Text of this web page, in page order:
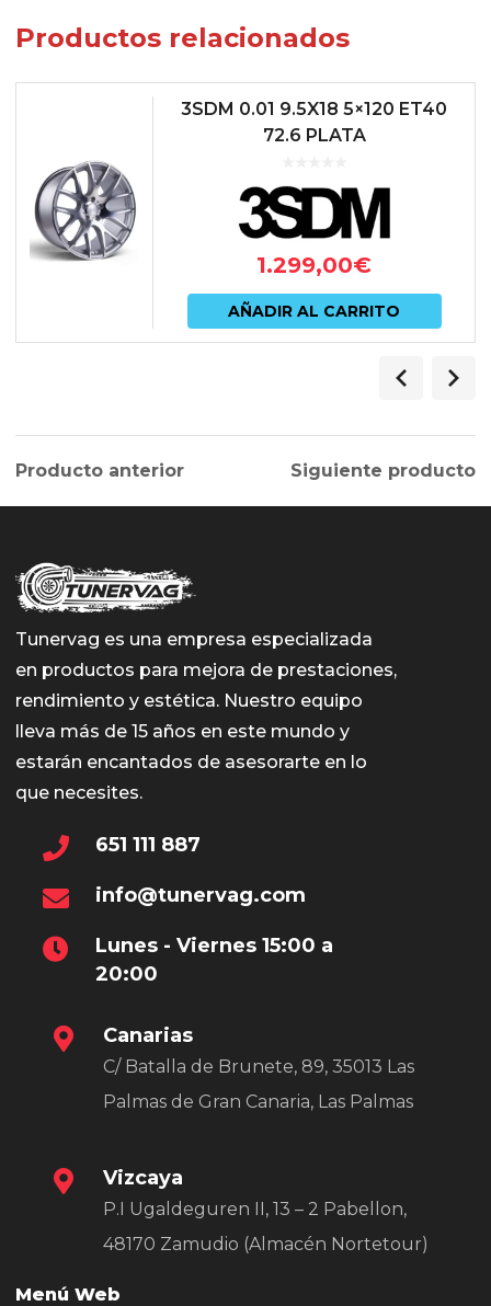
Productos relacionados
3SDM 0.01 9.5X18 5×120 ET40
72.6 PLATA
1.299,00€
AÑADIR AL CARRITO
Producto anterior Siguiente producto
Tunervag es una empresa especializada
en productos para mejora de prestaciones,
rendimiento y estética. Nuestro equipo
lleva más de 15 años en este mundo y
estarán encantados de asesorarte en lo
que necesites.
651 111 887
info@tunervag.com
Lunes - Viernes 15:00 a
20:00
Canarias
C/ Batalla de Brunete, 89, 35013 Las
Palmas de Gran Canaria, Las Palmas
Vizcaya
P.I Ugaldeguren II, 13 – 2 Pabellon,
48170 Zamudio (Almacén Nortetour)
Menú Web